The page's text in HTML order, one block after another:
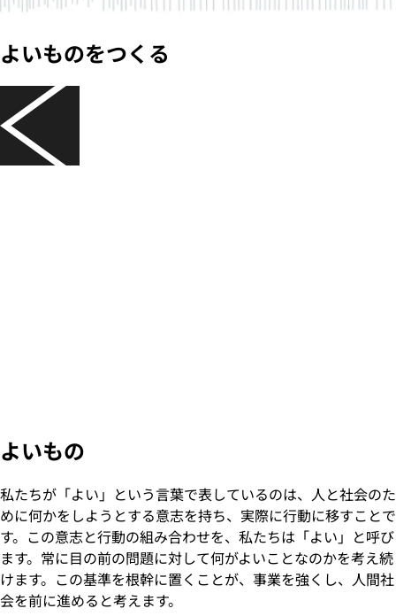
よいものをつくる
よいもの
私たちが「よい」という言葉で表しているのは、人と社会のた
めに何かをしようとする意志を持ち、実際に行動に移すことで
す。この意志と行動の組み合わせを、私たちは「よい」と呼び
ます。常に目の前の問題に対して何がよいことなのかを考え続
けます。この基準を根幹に置くことが、事業を強くし、人間社
会を前に進めると考えます。